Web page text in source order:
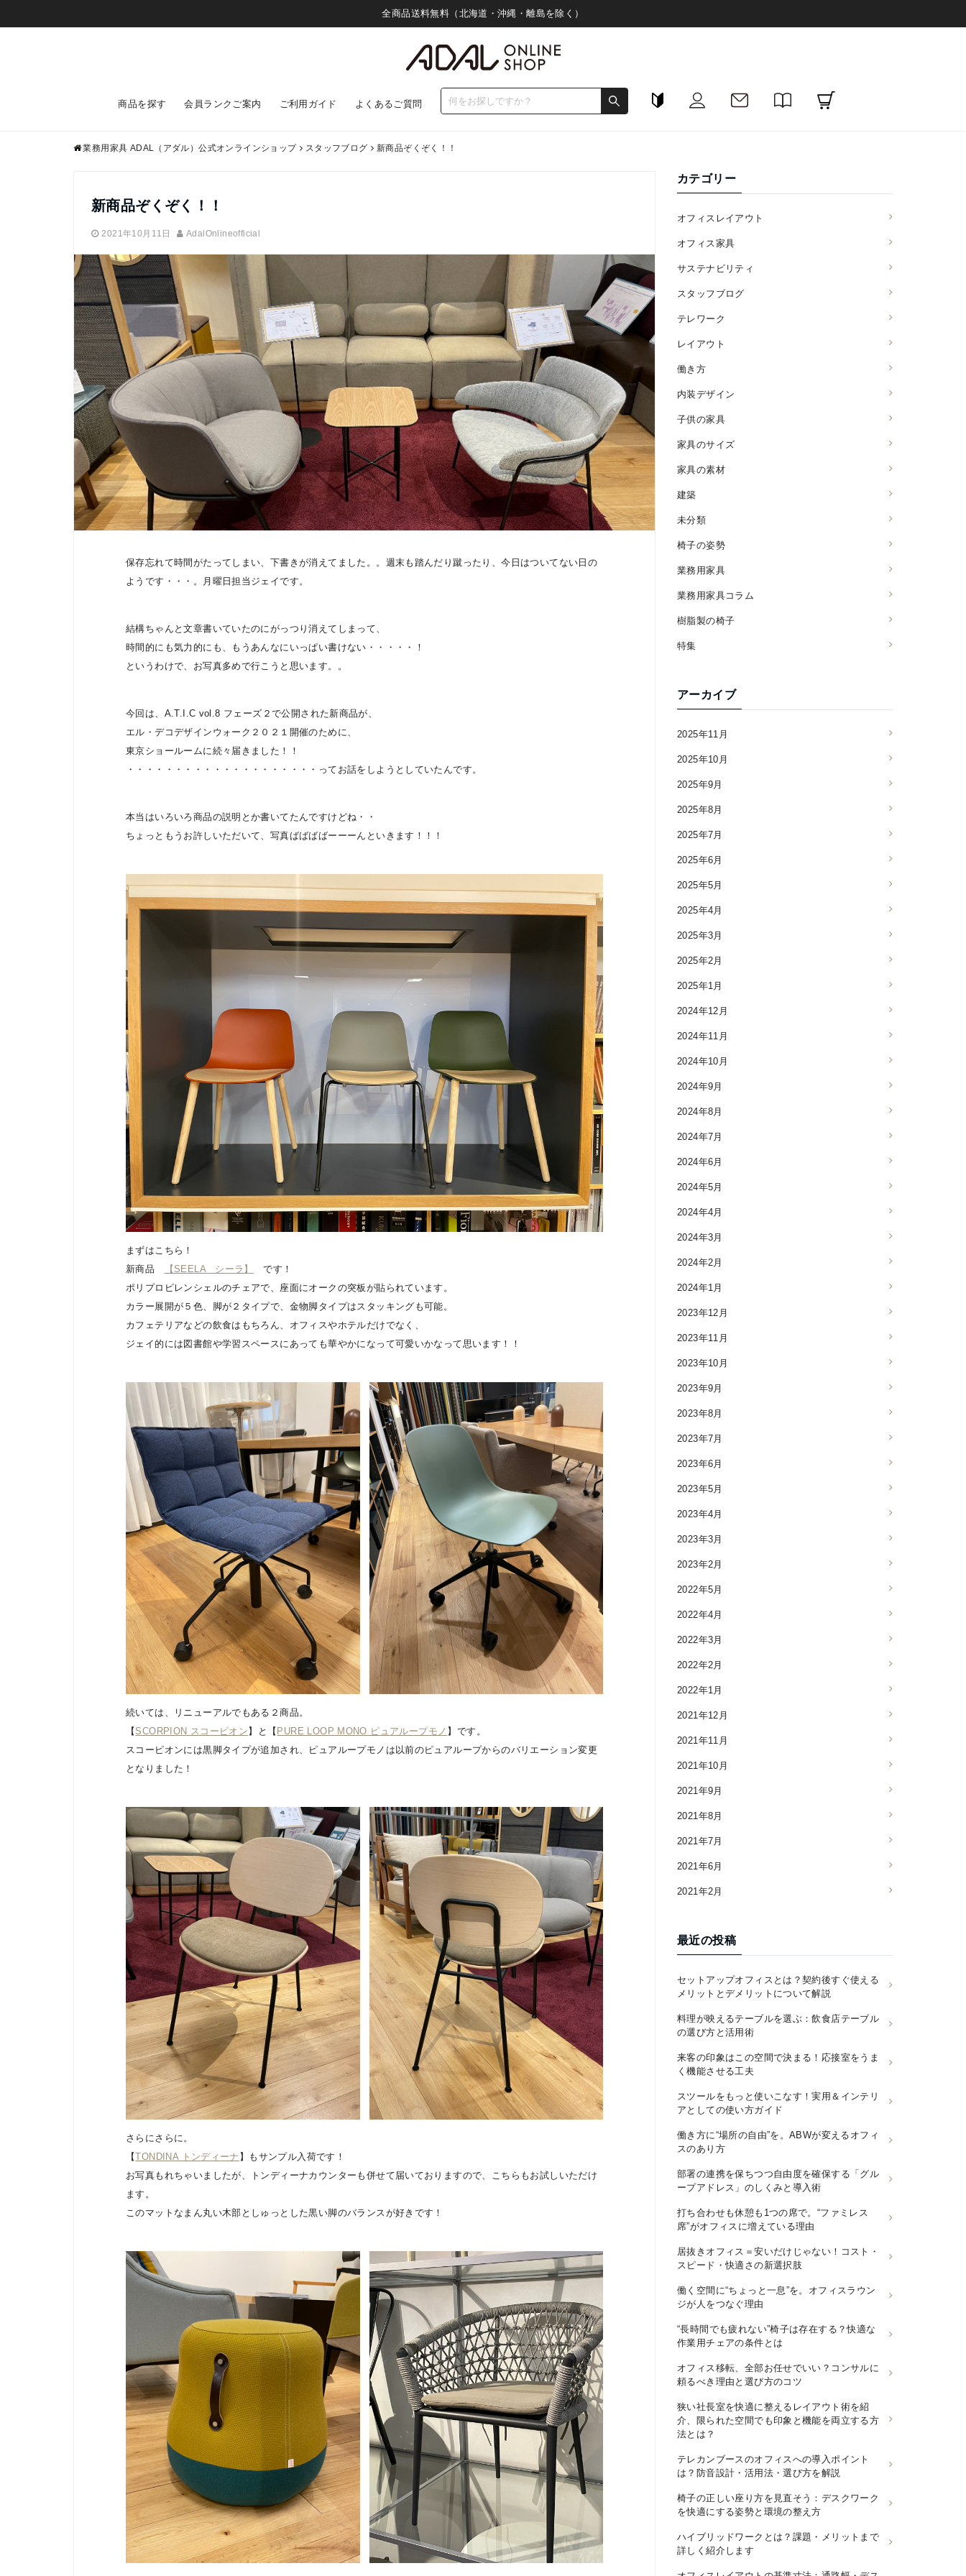
全商品送料無料（北海道・沖縄・離島を除く）
商品を探す 会員ランクご案内 ご利用ガイド よくあるご質問
業務用家具 ADAL（アダル）公式オンラインショップ スタッフブログ 新商品ぞくぞく！！
新商品ぞくぞく！！
2021年10月11日 AdalOnlineofficial
保存忘れて時間がたってしまい、下書きが消えてました。。週末も踏んだり蹴ったり、今日はついてない日の
ようです・・・。月曜日担当ジェイです。
結構ちゃんと文章書いていたのにがっつり消えてしまって、
時間的にも気力的にも、もうあんなにいっぱい書けない・・・・・！
というわけで、お写真多めで行こうと思います。。
今回は、A.T.I.C vol.8 フェーズ２で公開された新商品が、
エル・デコデザインウォーク２０２１開催のために、
東京ショールームに続々届きました！！
・・・・・・・・・・・・・・・・・・・・ってお話をしようとしていたんです。
本当はいろいろ商品の説明とか書いてたんですけどね・・
ちょっともうお許しいただいて、写真ばばばばーーーんといきます！！！
まずはこちら！
新商品
【SEELA シーラ】
です！
ポリプロピレンシェルのチェアで、座面にオークの突板が貼られています。
カラー展開が５色、脚が２タイプで、金物脚タイプはスタッキングも可能。
カフェテリアなどの飲食はもちろん、オフィスやホテルだけでなく、
ジェイ的には図書館や学習スペースにあっても華やかになって可愛いかなって思います！！
続いては、リニューアルでもある２商品。
【 SCORPION スコーピオン 】と【 PURE LOOP MONO ピュアループモノ 】です。
スコーピオンには黒脚タイプが追加され、ピュアループモノは以前のピュアループからのバリエーション変更
となりました！
さらにさらに。
【TONDINA トンディーナ 】もサンプル入荷です！
お写真もれちゃいましたが、トンディーナカウンターも併せて届いておりますので、こちらもお試しいただけ
ます。
このマットなまん丸い木部としゅっとした黒い脚のバランスが好きです！
カテゴリー
オフィスレイアウト
オフィス家具
サステナビリティ
スタッフブログ
テレワーク
レイアウト
働き方
内装デザイン
子供の家具
家具のサイズ
家具の素材
建築
未分類
椅子の姿勢
業務用家具
業務用家具コラム
樹脂製の椅子
特集
アーカイブ
2025年11月
2025年10月
2025年9月
2025年8月
2025年7月
2025年6月
2025年5月
2025年4月
2025年3月
2025年2月
2025年1月
2024年12月
2024年11月
2024年10月
2024年9月
2024年8月
2024年7月
2024年6月
2024年5月
2024年4月
2024年3月
2024年2月
2024年1月
2023年12月
2023年11月
2023年10月
2023年9月
2023年8月
2023年7月
2023年6月
2023年5月
2023年4月
2023年3月
2023年2月
2022年5月
2022年4月
2022年3月
2022年2月
2022年1月
2021年12月
2021年11月
2021年10月
2021年9月
2021年8月
2021年7月
2021年6月
2021年2月
最近の投稿
セットアップオフィスとは？契約後すぐ使える
メリットとデメリットについて解説
料理が映えるテーブルを選ぶ：飲食店テーブル
の選び方と活用術
来客の印象はこの空間で決まる！応接室をうま
く機能させる工夫
スツールをもっと使いこなす！実用＆インテリ
アとしての使い方ガイド
働き方に“場所の自由”を。ABWが変えるオフィ
スのあり方
部署の連携を保ちつつ自由度を確保する「グル
ープアドレス」のしくみと導入術
打ち合わせも休憩も1つの席で。“ファミレス
席”がオフィスに増えている理由
居抜きオフィス＝安いだけじゃない！コスト・
スピード・快適さの新選択肢
働く空間に“ちょっと一息”を。オフィスラウン
ジが人をつなぐ理由
“長時間でも疲れない”椅子は存在する？快適な
作業用チェアの条件とは
オフィス移転、全部お任せでいい？コンサルに
頼るべき理由と選び方のコツ
狭い社長室を快適に整えるレイアウト術を紹
介、限られた空間でも印象と機能を両立する方
法とは？
テレカンブースのオフィスへの導入ポイント
は？防音設計・活用法・選び方を解説
椅子の正しい座り方を見直そう：デスクワーク
を快適にする姿勢と環境の整え方
ハイブリッドワークとは？課題・メリットまで
詳しく紹介します